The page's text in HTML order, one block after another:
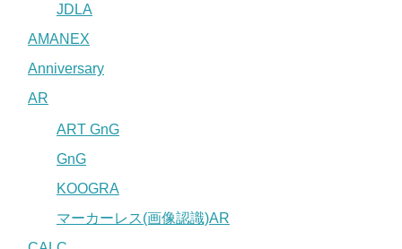
JDLA
AMANEX
Anniversary
AR
ART GnG
GnG
KOOGRA
マーカーレス(画像認識)AR